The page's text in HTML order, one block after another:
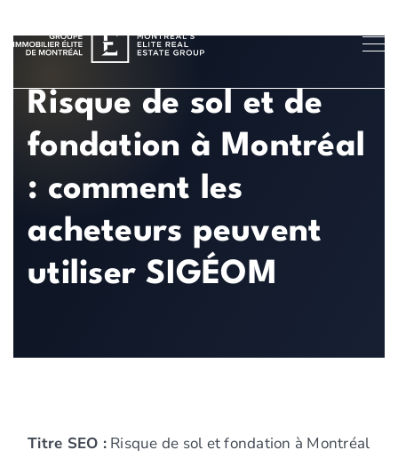
Risque de sol et de
fondation à Montréal
: comment les
acheteurs peuvent
utiliser SIGÉOM
Titre SEO :Risque de sol et fondation à Montréal